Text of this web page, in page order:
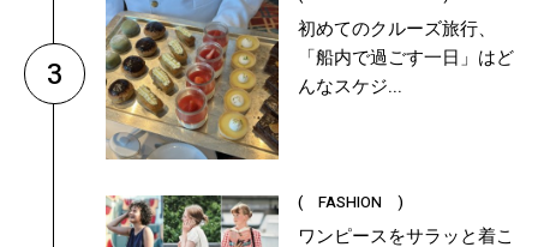
3
初めてのクルーズ旅行、
「船内で過ごす一日」はど
んなスケジ...
( FASHION )
ワンピースをサラッと着こ